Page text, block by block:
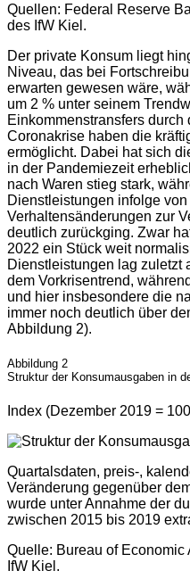
Quellen: Federal Reserve
des IfW Kiel.
Der private Konsum liegt
Niveau, das bei
erwarten gewesen wäre,
um 2 % unter seinem
Einkommenstransfers
Coronakrise haben die
ermöglicht. Dabei hat sich
in der Pandemiezeit
nach Waren stieg stark,
Dienstleistungen infolge
Verhaltensänderungen zur
deutlich zurückging. Zwar
2022 ein Stück weit
Dienstleistungen lag zuletzt
dem Vorkrisentrend,
und hier insbesondere die
immer noch deutlich über
Abbildung 2).
Abbildung 2
Struktur der Konsumausgaben in
Index (Dezember 2019 =
Quartalsdaten, preis-,
Veränderung gegenüber
wurde unter Annahme der
zwischen 2015 bis 2019
Quelle: Bureau of
IfW Kiel.